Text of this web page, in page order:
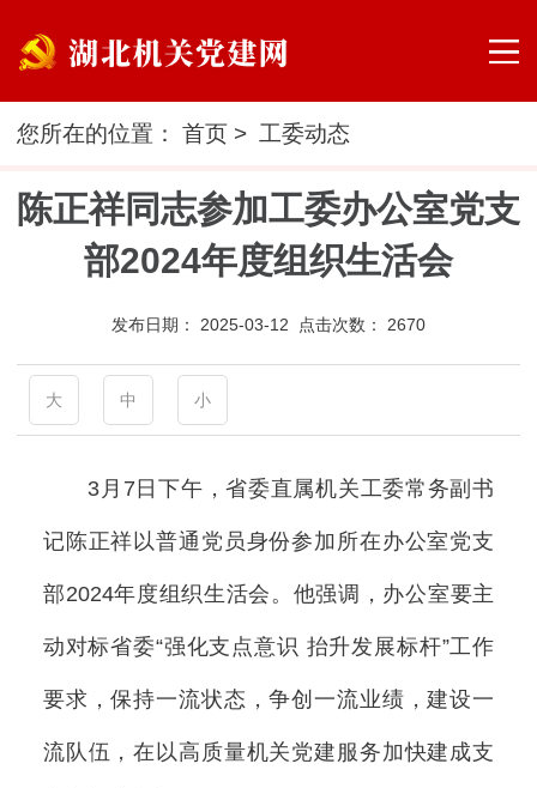
您所在的位置：首页 > 工委动态
陈正祥同志参加工委办公室党支
部2024年度组织生活会
发布日期： 2025-03-12 点击次数： 2670
大 中 小
3月7日下午，省委直属机关工委常务副书
记陈正祥以普通党员身份参加所在办公室党支
部2024年度组织生活会。他强调，办公室要主
动对标省委“强化支点意识 抬升发展标杆”工作
要求，保持一流状态，争创一流业绩，建设一
流队伍，在以高质量机关党建服务加快建成支